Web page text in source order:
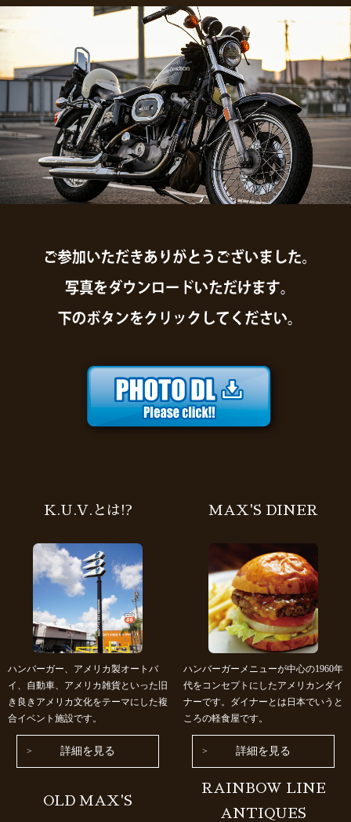
K.U.V.とは!?
ハンバーガー、アメリカ製オートバ
イ、自動車、アメリカ雑貨といった旧
き良きアメリカ文化をテーマにした複
合イベント施設です。
詳細を見る
MAX'S DINER
ハンバーガーメニューが中心の1960年
代をコンセプトにしたアメリカンダイ
ナーです。ダイナーとは日本でいうと
ころの軽食屋です。
詳細を見る
OLD MAX'S
RAINBOW LINE
ANTIQUES